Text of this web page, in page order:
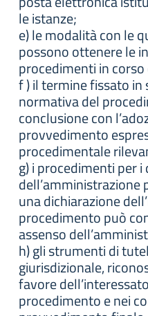
le istanze;
e) le modalità con le
possono ottenere le
procedimenti in
f ) il termine fissato in
normativa del
conclusione con
provvedimento
procedimentale
g) i procedimenti per
una dichiarazione
procedimento può
assenso
h) gli strumenti di
giurisdizionale,
favore
procedimento e nei